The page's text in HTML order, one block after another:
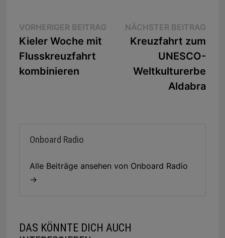
Beitragsnavigation
VORHERIGER BEITRAGVorheriger
Beitrag:
Kieler Woche mit
Flusskreuzfahrt
kombinieren
NÄCHSTER BEITRAG
Kreuzfahrt zum
UNESCO-
Weltkulturerbe
Aldabra
Onboard Radio
Alle Beiträge ansehen von Onboard Radio
→
DAS KÖNNTE DICH AUCH